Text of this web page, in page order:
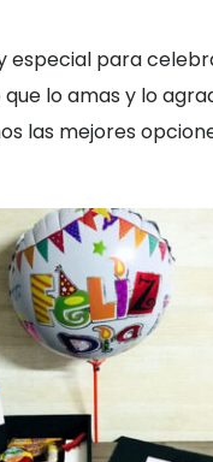
especial para
lo amas y lo
las mejores